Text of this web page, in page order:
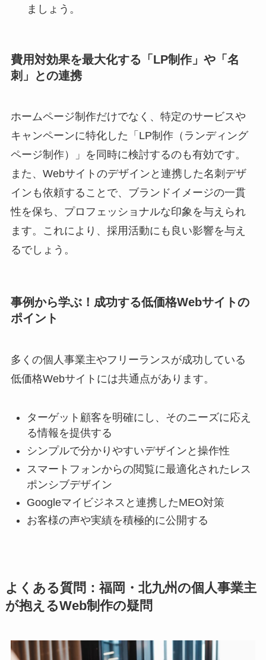
ましょう。
費用対効果を最大化する「LP制作」や「名
刺」との連携
ホームページ制作だけでなく、特定のサービスや
キャンペーンに特化した「LP制作（ランディング
ページ制作）」を同時に検討するのも有効です。
また、Webサイトのデザインと連携した名刺デザ
インも依頼することで、ブランドイメージの一貫
性を保ち、プロフェッショナルな印象を与えられ
ます。これにより、採用活動にも良い影響を与え
るでしょう。
事例から学ぶ！成功する低価格Webサイトの
ポイント
多くの個人事業主やフリーランスが成功している
低価格Webサイトには共通点があります。
ターゲット顧客を明確にし、そのニーズに応え
る情報を提供する
シンプルで分かりやすいデザインと操作性
スマートフォンからの閲覧に最適化されたレス
ポンシブデザイン
Googleマイビジネスと連携したMEO対策
お客様の声や実績を積極的に公開する
よくある質問：福岡・北九州の個人事業主
が抱えるWeb制作の疑問